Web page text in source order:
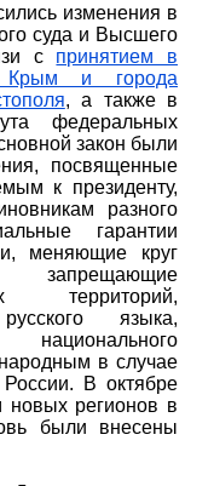
изменения в
суда и Высшего
с принятием в
Крым и города
, а также в
федеральных
закон были
посвященные
к президенту,
разного
гарантии
меняющие круг
запрещающие
территорий,
языка,
в случае
России. В октябре
новых регионов в
были внесены